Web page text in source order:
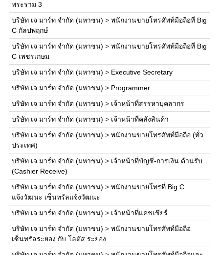
พระราม 3
บริษัท เจ มาร์ท จำกัด (มหาชน) > พนักงานขายโทรศัพท์มือถือที่ Big
C กัลปพฤกษ์
บริษัท เจ มาร์ท จำกัด (มหาชน) > พนักงานขายโทรศัพท์มือถือที่ Big
C เพชรเกษม
บริษัท เจ มาร์ท จำกัด (มหาชน) > Executive Secretary
บริษัท เจ มาร์ท จำกัด (มหาชน) > Programmer
บริษัท เจ มาร์ท จำกัด (มหาชน) > เจ้าหน้าที่สรรหาบุคลากร
บริษัท เจ มาร์ท จำกัด (มหาชน) > เจ้าหน้าที่คลังสินค้า
บริษัท เจ มาร์ท จำกัด (มหาชน) > พนักงานขายโทรศัพท์มือถือ (ทั่ว
ประเทศ)
บริษัท เจ มาร์ท จำกัด (มหาชน) > เจ้าหน้าที่บัญชี-การเงิน ด้านรับ
(Cashier Receive)
บริษัท เจ มาร์ท จำกัด (มหาชน) > พนักงานขายโทรที่ Big C
แจ้งวัฒนะ เซ็นทรัลแจ้งวัฒนะ
บริษัท เจ มาร์ท จำกัด (มหาชน) > เจ้าหน้าที่แคชเชียร์
บริษัท เจ มาร์ท จำกัด (มหาชน) > พนักงานขายโทรศัพท์มือถือ
เซ็นทรัลระยอง กับ โลตัส ระยอง